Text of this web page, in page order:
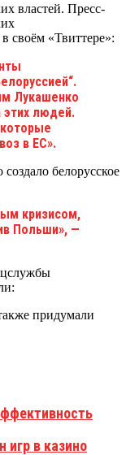
властей. Пресс-
своём «Твиттере»:
Лукашенко
этих людей.
в ЕС».
белорусское
кризисом,
Польши», —
придумали
игр в казино